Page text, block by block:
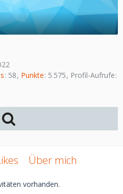
58 Punkte 5.575
Profil-Aufrufe
Über mich
vorhanden.